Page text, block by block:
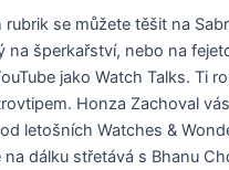
rubrik se můžete těšit na
na šperkařství, nebo na
jako Watch Talks. Ti
Honza Zachoval
letošních Watches &
na dálku střetává s Bhanu